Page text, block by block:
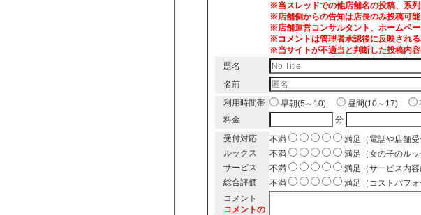
※当スレッドでの他店舗名の投稿、系
※店舗側からの告知は店長のみ投稿可
※店舗運営コンサルタント、ホームペ
※コメントは管理者承認後に反映され
※当サイトが不適当と判断した投稿内
題名
名前
利用時間帯
早朝(5～10) 昼間(10～17)
料金
分
受付対応
不満
満足（電話や店舗受
ルックス
不満
満足（女の子のルッ
サービス
不満
満足（サービス内容
総合評価
不満
満足（コストパフォ
コメント
コメントの